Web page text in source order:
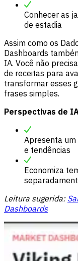
Conhecer as
de estadia
Assim como os
Dashboards
IA. Você não
de receitas para
transformar esses
frases simples.
Perspectivas de
Apresenta um
e tendências
Economiza
Leitura sugerida:
Dashboards